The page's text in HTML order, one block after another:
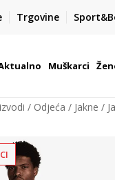
TrgovineBOX NOW
€
| Više od 800
Muškarci
Odjeća Jakne